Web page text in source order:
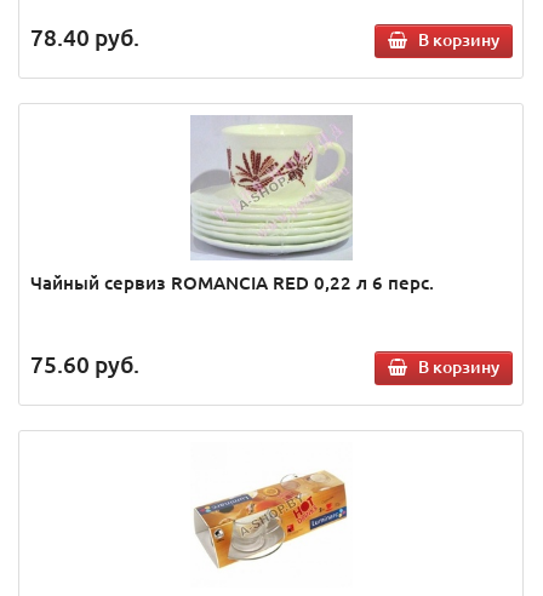
78.40 руб. В корзину
Чайный сервиз ROMANCIA RED 0,22 л 6 перс.
75.60 руб. В корзину